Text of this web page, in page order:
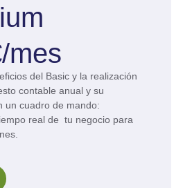
mes
del Basic y la realización
contable anual y su
un cuadro de mando:
real de tu negocio para